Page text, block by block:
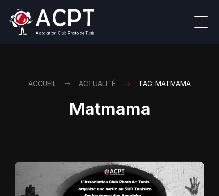
ACCUEIL ACTUALITÉ TAG: MATMAMA
Matmama